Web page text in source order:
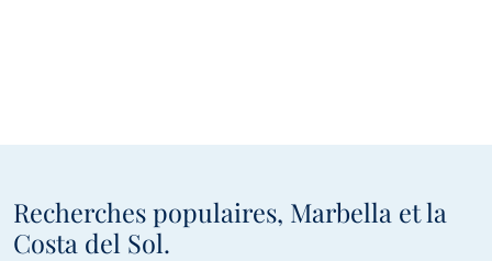
Recherches populaires, Marbella et la
Costa del Sol.